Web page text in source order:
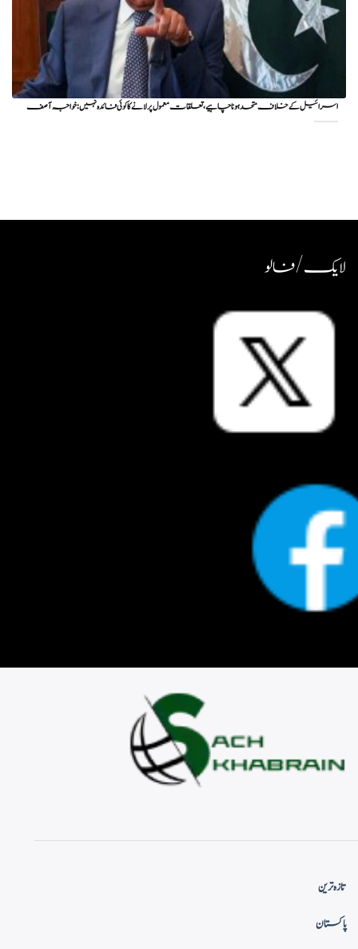
اسرائیل کے خلاف متحد ہونا چاہیے، تعلقات معمول پر لانے کا کوئی فائدہ نہیں: خواجہ آصف
لایک / فالو
تازہ ترین
پاکستان